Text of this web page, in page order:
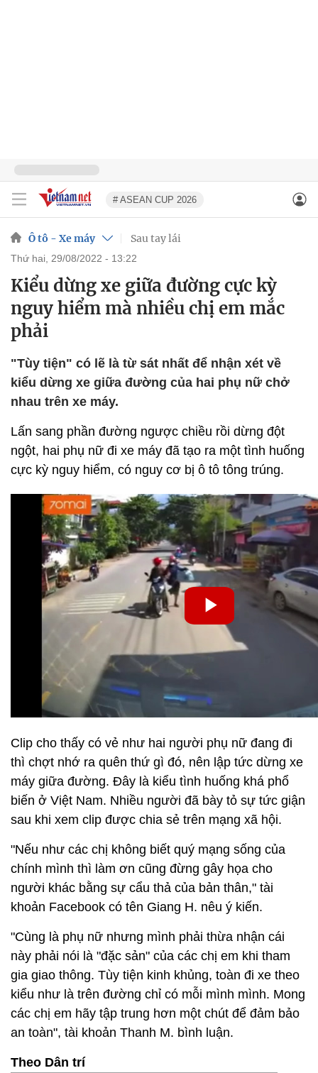
# ASEAN CUP 2026
Ô tô - Xe máy Sau tay lái
thứ hai, 29/08/2022 - 13:22
Kiểu dừng xe giữa đường cực kỳ
nguy hiểm mà nhiều chị em mắc
phải
"Tùy tiện" có lẽ là từ sát nhất để nhận xét về
kiểu dừng xe giữa đường của hai phụ nữ chở
nhau trên xe máy.
Lấn sang phần đường ngược chiều rồi dừng đột
ngột, hai phụ nữ đi xe máy đã tạo ra một tình huống
cực kỳ nguy hiểm, có nguy cơ bị ô tô tông trúng.
Clip cho thấy có vẻ như hai người phụ nữ đang đi
thì chợt nhớ ra quên thứ gì đó, nên lập tức dừng xe
máy giữa đường. Đây là kiểu tình huống khá phổ
biến ở Việt Nam. Nhiều người đã bày tỏ sự tức giận
sau khi xem clip được chia sẻ trên mạng xã hội.
"Nếu như các chị không biết quý mạng sống của
chính mình thì làm ơn cũng đừng gây họa cho
người khác bằng sự cẩu thả của bản thân," tài
khoản Facebook có tên Giang H. nêu ý kiến.
"Cùng là phụ nữ nhưng mình phải thừa nhận cái
này phải nói là "đặc sản" của các chị em khi tham
gia giao thông. Tùy tiện kinh khủng, toàn đi xe theo
kiểu như là trên đường chỉ có mỗi mình mình. Mong
các chị em hãy tập trung hơn một chút để đảm bảo
an toàn", tài khoản Thanh M. bình luận.
Theo Dân trí